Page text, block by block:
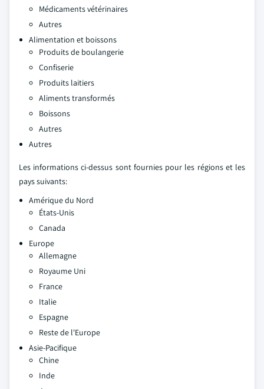
Médicaments vétérinaires
Autres
Alimentation et boissons
Produits de boulangerie
Confiserie
Produits laitiers
Aliments transformés
Boissons
Autres
Autres
Les informations ci-dessus sont fournies pour les régions et les
pays suivants:
Amérique du Nord
États-Unis
Canada
Europe
Allemagne
Royaume Uni
France
Italie
Espagne
Reste de l'Europe
Asie-Pacifique
Chine
Inde